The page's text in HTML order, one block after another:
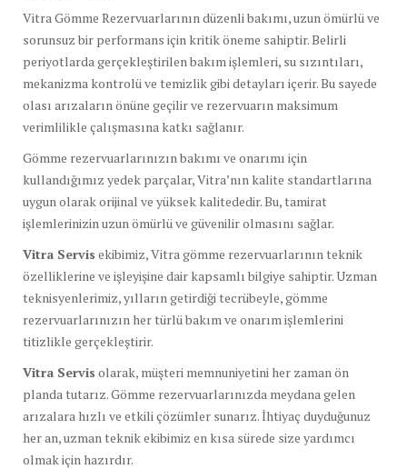
Vitra Gömme Rezervuarlarının düzenli bakımı, uzun ömürlü ve
sorunsuz bir performans için kritik öneme sahiptir. Belirli
periyotlarda gerçekleştirilen bakım işlemleri, su sızıntıları,
mekanizma kontrolü ve temizlik gibi detayları içerir. Bu sayede
olası arızaların önüne geçilir ve rezervuarın maksimum
verimlilikle çalışmasına katkı sağlanır.
Gömme rezervuarlarınızın bakımı ve onarımı için
kullandığımız yedek parçalar, Vitra’nın kalite standartlarına
uygun olarak orijinal ve yüksek kalitededir. Bu, tamirat
işlemlerinizin uzun ömürlü ve güvenilir olmasını sağlar.
Vitra Servis ekibimiz, Vitra gömme rezervuarlarının teknik
özelliklerine ve işleyişine dair kapsamlı bilgiye sahiptir. Uzman
teknisyenlerimiz, yılların getirdiği tecrübeyle, gömme
rezervuarlarınızın her türlü bakım ve onarım işlemlerini
titizlikle gerçekleştirir.
Vitra Servis olarak, müşteri memnuniyetini her zaman ön
planda tutarız. Gömme rezervuarlarınızda meydana gelen
arızalara hızlı ve etkili çözümler sunarız. İhtiyaç duyduğunuz
her an, uzman teknik ekibimiz en kısa sürede size yardımcı
olmak için hazırdır.